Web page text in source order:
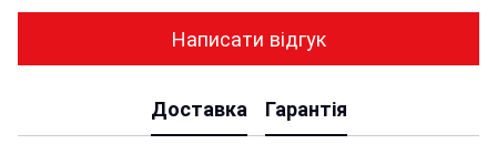
Написати відгук
Доставка Гарантія